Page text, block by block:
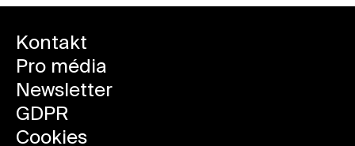
Kontakt
Pro média
Newsletter
GDPR
Cookies